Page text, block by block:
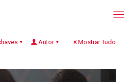
Autor Mostrar Tudo